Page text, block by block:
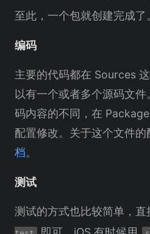
至此，一个包就创建完成了
编码
主要的代码都在 Sources
以有一个或者多个源码文
码内容的不同，在
配置修改。关于这个文件
档。
测试
测试的方式也比较简单，直